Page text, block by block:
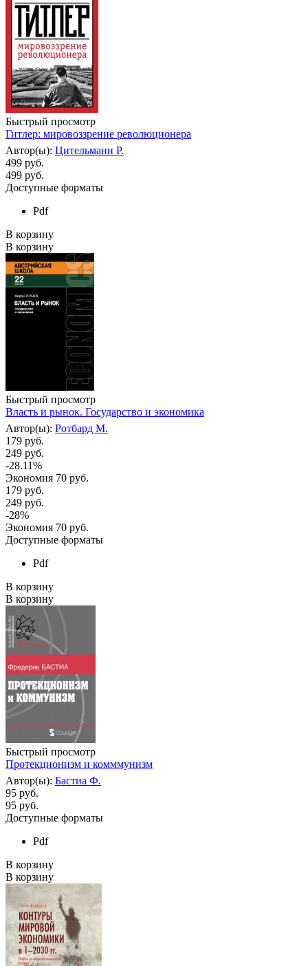
Быстрый просмотр
Гитлер: мировоззрение революционера
Автор(ы): Цительманн Р.
499 руб.
499 руб.
Доступные форматы
Pdf
В корзину
В корзину
Быстрый просмотр
Власть и рынок. Государство и экономика
Автор(ы): Ротбард М.
179 руб.
249 руб.
-28.11%
Экономия 70 руб.
179 руб.
249 руб.
-28%
Экономия 70 руб.
Доступные форматы
Pdf
В корзину
В корзину
Быстрый просмотр
Протекционизм и комммунизм
Автор(ы): Бастиа Ф.
95 руб.
95 руб.
Доступные форматы
Pdf
В корзину
В корзину